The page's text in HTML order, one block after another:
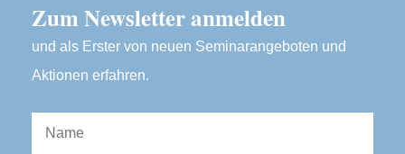
Zum Newsletter anmelden
und als Erster von neuen Seminarangeboten und
Aktionen erfahren.